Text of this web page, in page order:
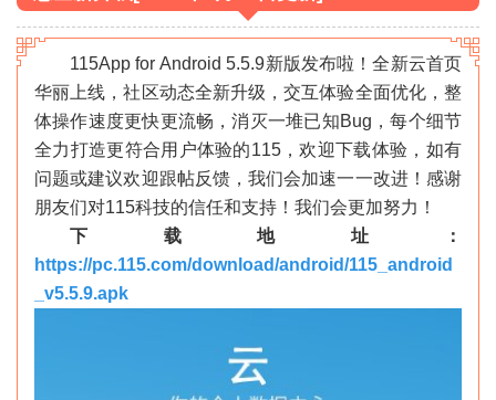
»
115App for Android 5.5.9新版发布啦！全新云首页
华丽上线，社区动态全新升级，交互体验全面优化，整
体操作速度更快更流畅，消灭一堆已知Bug，每个细节
全力打造更符合用户体验的115，欢迎下载体验，如有
问题或建议欢迎跟帖反馈，我们会加速一一改进！感谢
朋友们对115科技的信任和支持！我们会更加努力！
下载地址：
https://pc.115.com/download/android/115_android
_v5.5.9.apk